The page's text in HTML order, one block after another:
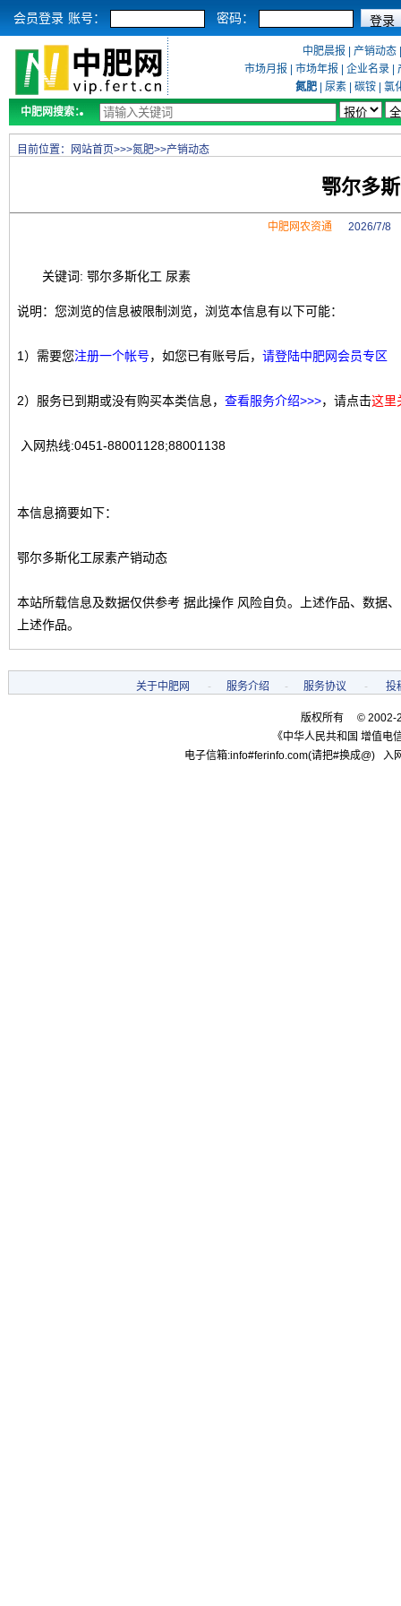
会员登录 账号： 密码：
中肥晨报 产销动态
市场月报
市场年报 企业名录
氮肥
尿素 碳铵
氯
中肥网搜索：
目前位置： 网站首页>>>氮肥>>产销动态
鄂尔多
中肥网农资通2026/7/8
关键词: 鄂尔多斯化工 尿素
说明：您浏览的信息被限制浏览，浏览本信息有以下可能：
1）需要您注册一个帐号，如您已有账号后， 请登陆中肥网会员专区
2）服务已到期或没有购买本类信息， 查看服务介绍>>>，请点击这里
入网热线:0451-88001128;88001138
本信息摘要如下：
鄂尔多斯化工尿素产销动态
本站所载信息及数据仅供参考 据此操作 风险自负。上述作品、数据
上述作品。
关于中肥网 - 服务介绍 - 服务协议 - 投
版权所有 © 2002-
《中华人民共和国 增值电
电子信箱:info#ferinfo.com(请把#换成@)